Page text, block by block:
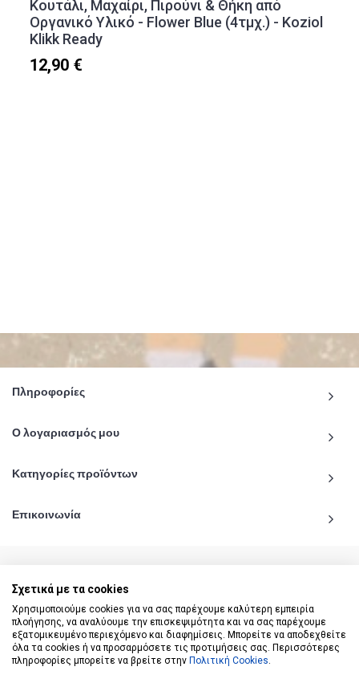
Κουτάλι, Μαχαίρι, Πιρούνι & Θήκη από
Οργανικό Υλικό - Flower Blue (4τμχ.) - Koziol
Klikk Ready
12,90 €
Πληροφορίες
Ο λογαριασμός μου
Κατηγορίες προϊόντων
Επικοινωνία
© 2020 - 2026 katiginetai.gr All Rights Reserved.
Σχετικά με τα cookies
Χρησιμοποιούμε cookies για να σας παρέχουμε καλύτερη εμπειρία
πλοήγησης, να αναλύουμε την επισκεψιμότητα και να σας παρέχουμε
εξατομικευμένο περιεχόμενο και διαφημίσεις. Μπορείτε να αποδεχθείτε
όλα τα cookies ή να προσαρμόσετε τις προτιμήσεις σας. Περισσότερες
πληροφορίες μπορείτε να βρείτε στην Πολιτική Cookies.